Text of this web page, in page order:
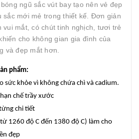
ngũ sắc vút bay tạo nên vẻ đẹp
sắc mới mẻ trong thiết kế. Đơn giản
vui mắt, có chút tinh nghịch, tươi trẻ
cho không gian gia đình của
và đẹp mắt hơn.
phẩm:
sức khỏe vì không chứa chì và cadium.
chế trầy xước
chi tiết
1260 độ C đến 1380 độ C) làm cho
đẹp